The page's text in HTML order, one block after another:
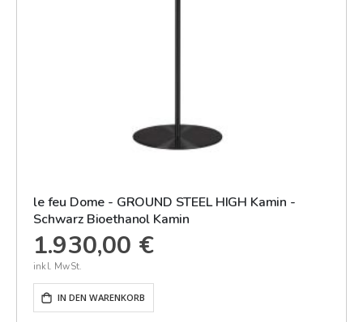
le feu Dome - GROUND STEEL HIGH Kamin -
Schwarz Bioethanol Kamin
1.930,00 €
IN DEN WARENKORB